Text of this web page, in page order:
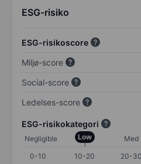
ESG-risiko
ESG-risikoscore
Miljø-score
Social-score
Ledelses-score
ESG-risikokategori
Negligible Low Med
0-10
10-20 20-30